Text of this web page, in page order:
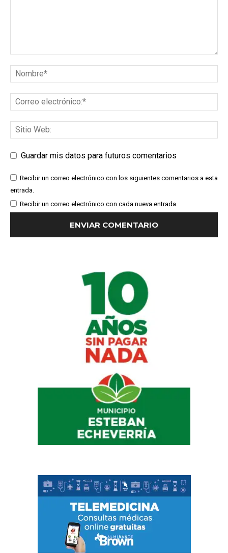
Guardar mis datos para futuros comentarios
Recibir un correo electrónico con los siguientes comentarios a esta
entrada.
Recibir un correo electrónico con cada nueva entrada.